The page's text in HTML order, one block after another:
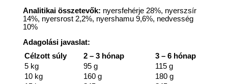
Analitikai összetevők: nyersfehérje 28%, nyerszsír
14%, nyersrost 2,2%, nyershamu 9,6%, nedvesség
10%
Adagolási javaslat:
Célzott súly
2 – 3 hónap
3 – 6 hónap
5 kg
95 g
115 g
10 kg
160 g
180 g